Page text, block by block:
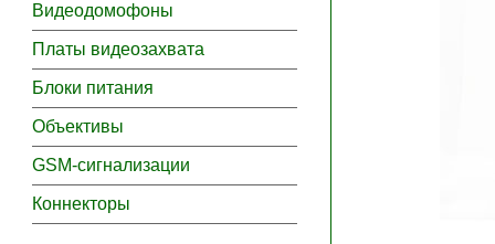
Видеодомофоны
Платы видеозахвата
Блоки питания
Объективы
GSM-сигнализации
Коннекторы